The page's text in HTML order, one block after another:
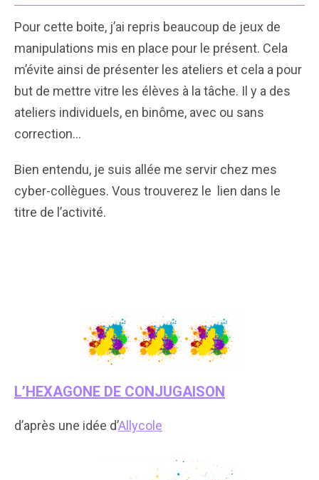
Pour cette boite, j’ai repris beaucoup de jeux de
manipulations mis en place pour le présent. Cela
m’évite ainsi de présenter les ateliers et cela a pour
but de mettre vitre les élèves à la tâche. Il y a des
ateliers individuels, en binôme, avec ou sans
correction…
Bien entendu, je suis allée me servir chez mes
cyber-collègues. Vous trouverez le lien dans le
titre de l’activité.
L’HEXAGONE DE CONJUGAISON
d’après une idée d’Allycole